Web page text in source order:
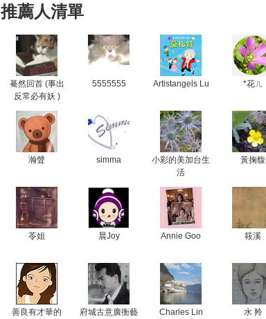
推薦人清單
驀然回首 (事出
反常必有妖 )
5555555 Artistangels Lu *花ㄦ
瀚聲 simma
小彩的美加台生
活
黃掬馥
苓姐 晨Joy Annie Goo 筱溪
善良有才華的 府城古意廣衡藝 Charles Lin 水 羚